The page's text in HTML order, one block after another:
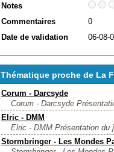
Notes
Commentaires
0
Date de validation
06-08-
Thématique proche de La
Corum - Darcsyde
Corum - Darcsyde
Elric - DMM
Elric - DMM Présentation du
Stormbringer - Les Mondes